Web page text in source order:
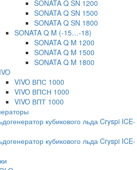
SONATA Q SN 1200
SONATA Q SN 1500
SONATA Q SN 1800
SONATA Q M (-15…-18)
SONATA Q M 1200
SONATA Q M 1500
SONATA Q M 1800
VIVO ВПС 1000
VIVO ВПСН 1000
VIVO ВПТ 1000
кубикового льда Cryspi ICE-
кубикового льда Cryspi ICE-